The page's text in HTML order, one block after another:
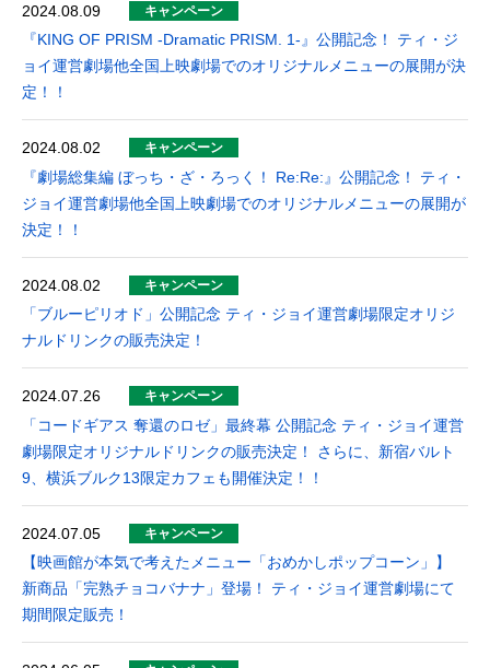
2024.08.09 キャンペーン
『KING OF PRISM -Dramatic PRISM. 1-』公開記念！ ティ・ジ
ョイ運営劇場他全国上映劇場でのオリジナルメニューの展開が決
定！！
2024.08.02 キャンペーン
『劇場総集編 ぼっち・ざ・ろっく！ Re:Re:』公開記念！ ティ・
ジョイ運営劇場他全国上映劇場でのオリジナルメニューの展開が
決定！！
2024.08.02 キャンペーン
「ブルーピリオド」公開記念 ティ・ジョイ運営劇場限定オリジ
ナルドリンクの販売決定！
2024.07.26 キャンペーン
「コードギアス 奪還のロゼ」最終幕 公開記念 ティ・ジョイ運営
劇場限定オリジナルドリンクの販売決定！ さらに、新宿バルト
9、横浜ブルク13限定カフェも開催決定！！
2024.07.05 キャンペーン
【映画館が本気で考えたメニュー「おめかしポップコーン」】
新商品「完熟チョコバナナ」登場！ ティ・ジョイ運営劇場にて
期間限定販売！